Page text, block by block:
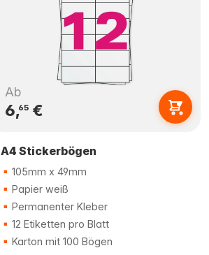
Ab
6,65€
A4 Stickerbögen
105mm x 49mm
Papier weiß
Permanenter Kleber
12 Etiketten pro Blatt
Karton mit 100 Bögen